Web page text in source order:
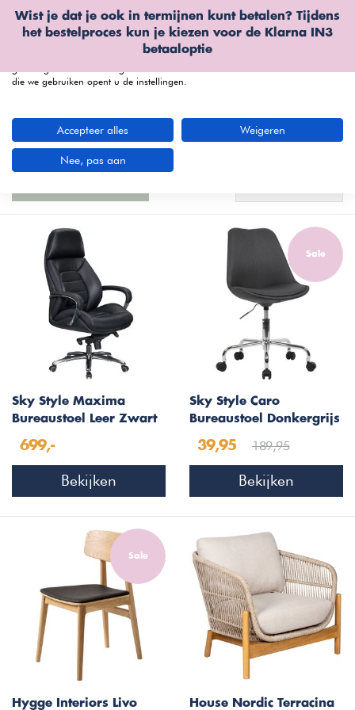
Wist je dat je ook in termijnen kunt betalen? Tijdens
het bestelproces kun je kiezen voor de Klarna IN3
betaaloptie
De Kunst van Comfortabel Zitten: Een
Uitgebreide Furnea Stoelengids
Sky Style Maxima
Bureaustoel Leer Zwart
699,-
Bekijken
Sale
Sky Style Caro
Bureaustoel Donkergrijs
39,95 189,95
Bekijken
Sale
Hygge Interiors Livo House Nordic Terracina
Wij gebruiken cookies
We kunnen deze plaatsen voor analyse van onze bezoekersgegevens, om
onze website te verbeteren, gepersonaliseerde inhoud te tonen en om u een
die we gebruiken opent u de instellingen.
Accepteer alles Weigeren
Nee, pas aan